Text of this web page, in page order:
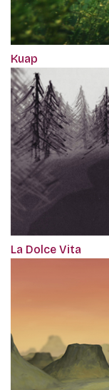
Kuap
La Dolce Vita